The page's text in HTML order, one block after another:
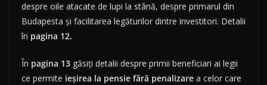
despre oile atacate de lupi la stână, despre primarul din
Budapesta şi facilitarea legăturilor dintre investitori. Detalii
în pagina 12.
În pagina 13 găsiţi detalii despre primii beneficiari ai legii
ce permite ieşirea la pensie fără penalizare a celor care